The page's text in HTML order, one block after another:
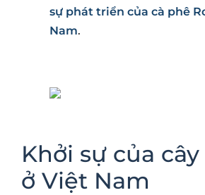
sự phát triển của cà phê
Nam.
Khởi sự của
ở Việt Nam